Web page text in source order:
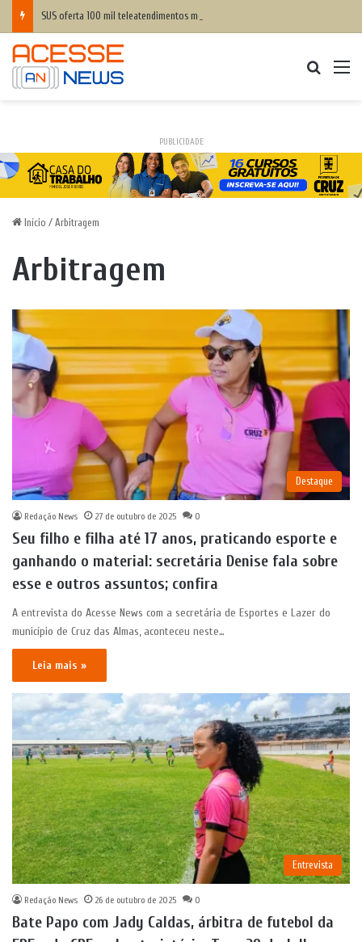
PUBLICIDADE
Início / Arbitragem
Arbitragem
Destaque
Redação News 27 de outubro de 2025 0
Seu filho e filha até 17 anos, praticando esporte e
ganhando o material: secretária Denise fala sobre
esse e outros assuntos; confira
A entrevista do Acesse News com a secretária de Esportes e Lazer do
município de Cruz das Almas, aconteceu neste…
Leia mais »
Entrevista
Redação News 26 de outubro de 2025 0
Bate Papo com Jady Caldas, árbitra de futebol da